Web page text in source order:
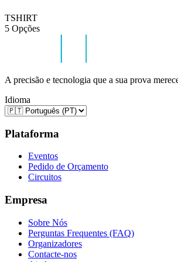
TSHIRT
5 Opções
A precisão e tecnologia que a sua prova
Idioma
Plataforma
Eventos
Pedido de Orçamento
Circuitos
Empresa
Sobre Nós
Perguntas Frequentes (FAQ)
Organizadores
Contacte-nos